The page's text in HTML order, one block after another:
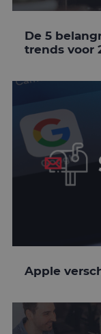
De 5
trends voor
Apple